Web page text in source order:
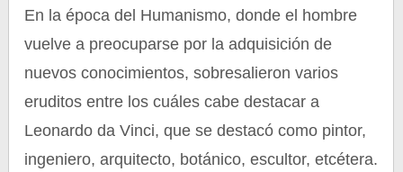
En la época del Humanismo, donde el hombre
vuelve a preocuparse por la adquisición de
nuevos conocimientos, sobresalieron varios
eruditos entre los cuáles cabe destacar a
Leonardo da Vinci, que se destacó como pintor,
ingeniero, arquitecto, botánico, escultor, etcétera.